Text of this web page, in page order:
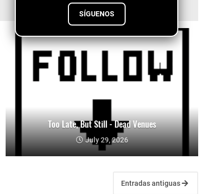
SÍGUENOS
Too Late, But Still - Dead Venues
July 29, 2026
Entradas antiguas